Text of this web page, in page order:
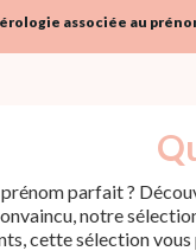
associée au
parfait ?
notre
cette sélection